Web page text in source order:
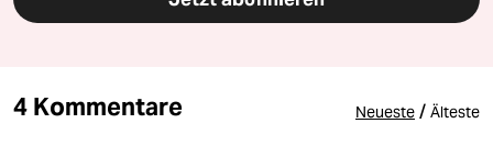
4 Kommentare Neueste / Älteste